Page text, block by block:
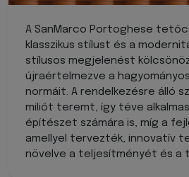
A SanMarco Portoghese
klasszikus stílust és a
stílusos megjelenést
újraértelmezve a
normáit. A rendelkezésre álló
miliőt teremt, így téve
építészet számára is, míg a
amellyel tervezték, innovatív
növelve a teljesítményét és a